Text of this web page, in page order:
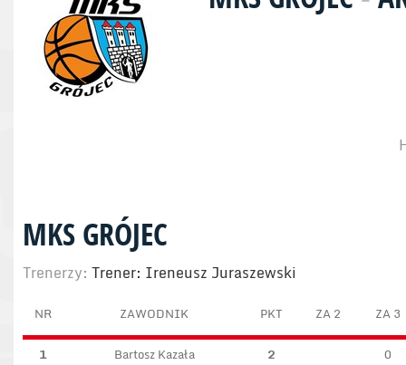
MKS GRÓJEC
Trenerzy: Trener: Ireneusz Juraszewski
NR ZAWODNIK PKT ZA 2 ZA 3
1 Bartosz Kazała 2
0